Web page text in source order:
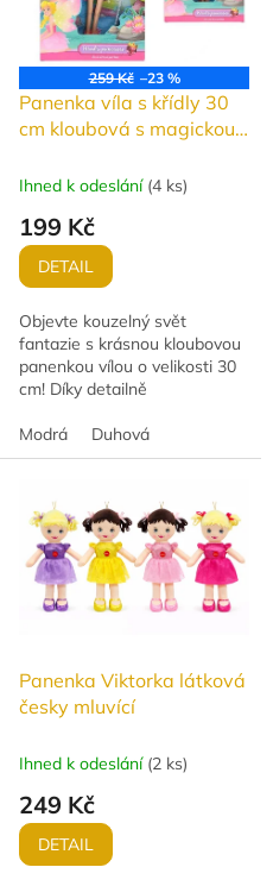
259 Kč –23 %
Panenka víla s křídly 30
cm kloubová s magickou
Ihned k odeslání (4 ks)
199 Kč
DETAIL
Objevte kouzelný svět
fantazie s krásnou kloubovou
panenkou vílou o velikosti 30
cm! Díky detailně
stylovým šatům (modré nebo
růžové) a magické hůlce si...
Modrá Duhová
Panenka Viktorka látková
česky mluvící
Ihned k odeslání (2 ks)
249 Kč
DETAIL